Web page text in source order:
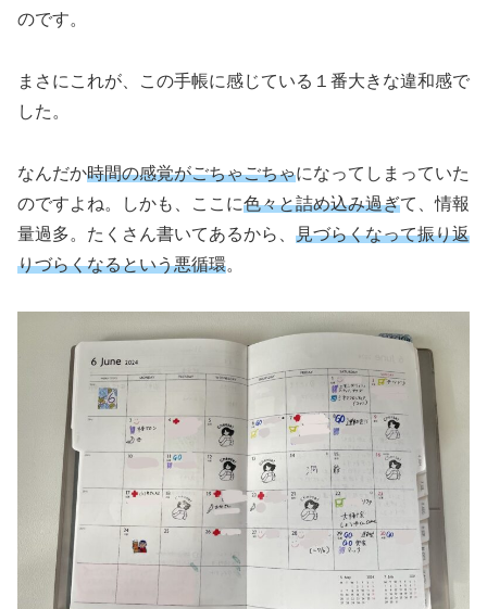
のです。
まさにこれが、この手帳に感じている１番大きな違和感で
した。
なんだか時間の感覚がごちゃごちゃになってしまっていた
のですよね。しかも、ここに色々と詰め込み過ぎて、情報
量過多。たくさん書いてあるから、 見づらくなって振り返
りづらくなるという悪循環。